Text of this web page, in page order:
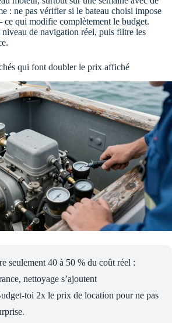
: ne pas vérifier si le bateau choisi impose
qui modifie complètement le budget.
de navigation réel, puis filtre les
qui font doubler le prix affiché
seulement 40 à 50 % du coût réel :
nettoyage s’ajoutent
toi 2x le prix de location pour ne pas